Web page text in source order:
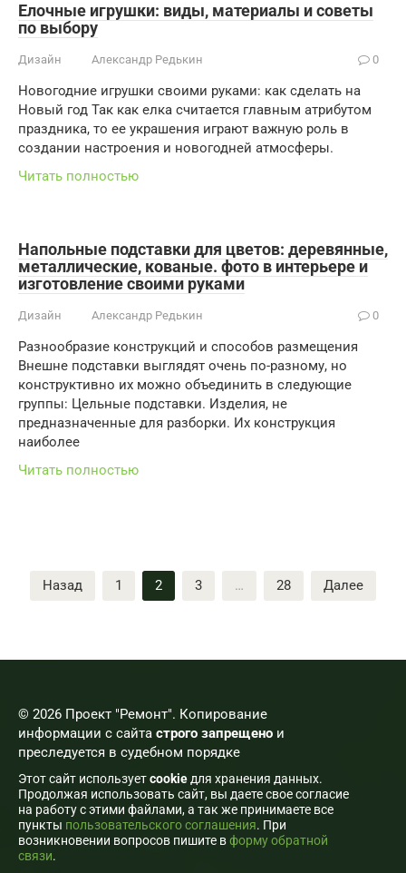
Елочные игрушки: виды, материалы и советы
по выбору
Дизайн Александр Редькин 0
Новогодние игрушки своими руками: как сделать на
Новый год Так как елка считается главным атрибутом
праздника, то ее украшения играют важную роль в
создании настроения и новогодней атмосферы.
Читать полностью
Напольные подставки для цветов: деревянные,
металлические, кованые. фото в интерьере и
изготовление своими руками
Дизайн Александр Редькин 0
Разнообразие конструкций и способов размещения
Внешне подставки выглядят очень по-разному, но
конструктивно их можно объединить в следующие
группы: Цельные подставки. Изделия, не
предназначенные для разборки. Их конструкция
наиболее
Читать полностью
Пагинация
записей
Назад 1 2 3 … 28 Далее
© 2026 Проект "Ремонт". Копирование
информации с сайта строго запрещено и
преследуется в судебном порядке
Этот сайт используетcookie для хранения данных.
Продолжая использовать сайт, вы даете свое согласие
на работу с этими файлами, а так же принимаете все
пункты пользовательского соглашения. При
возникновении вопросов пишите вформу обратной
связи.